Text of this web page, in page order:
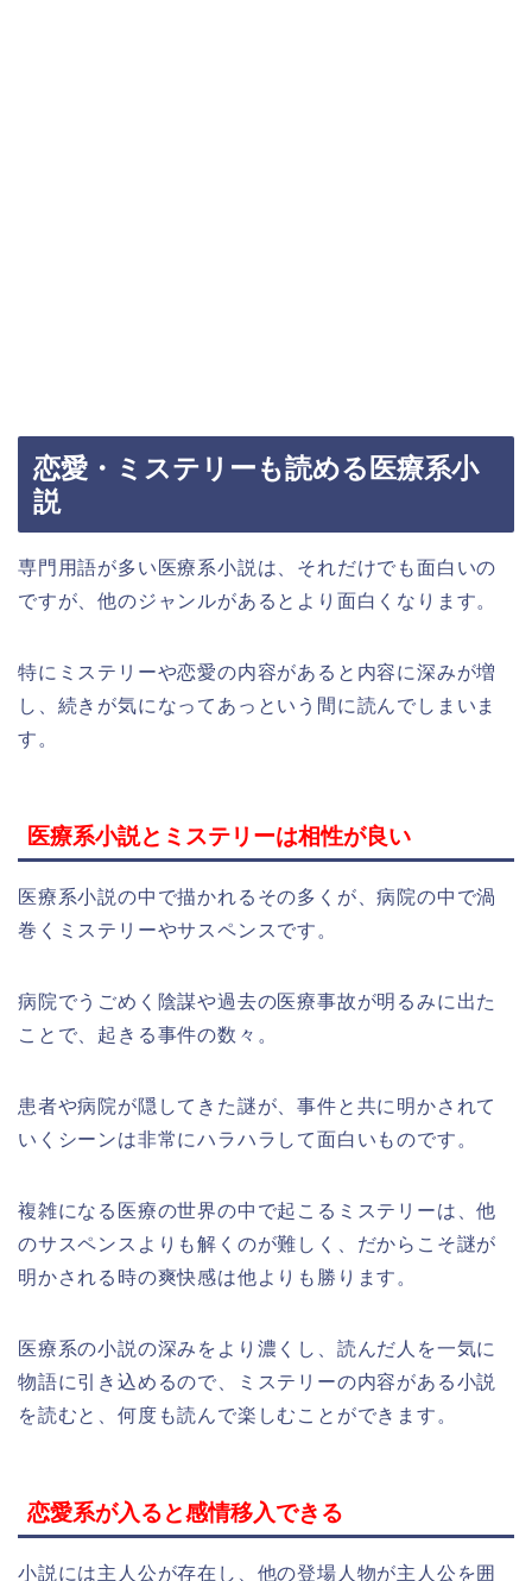
恋愛・ミステリーも読める医療系小
説
専門用語が多い医療系小説は、それだけでも面白いの
ですが、他のジャンルがあるとより面白くなります。
特にミステリーや恋愛の内容があると内容に深みが増
し、続きが気になってあっという間に読んでしまいま
す。
医療系小説とミステリーは相性が良い
医療系小説の中で描かれるその多くが、病院の中で渦
巻くミステリーやサスペンスです。
病院でうごめく陰謀や過去の医療事故が明るみに出た
ことで、起きる事件の数々。
患者や病院が隠してきた謎が、事件と共に明かされて
いくシーンは非常にハラハラして面白いものです。
複雑になる医療の世界の中で起こるミステリーは、他
のサスペンスよりも解くのが難しく、だからこそ謎が
明かされる時の爽快感は他よりも勝ります。
医療系の小説の深みをより濃くし、読んだ人を一気に
物語に引き込めるので、ミステリーの内容がある小説
を読むと、何度も読んで楽しむことができます。
恋愛系が入ると感情移入できる
小説には主人公が存在し、他の登場人物が主人公を囲